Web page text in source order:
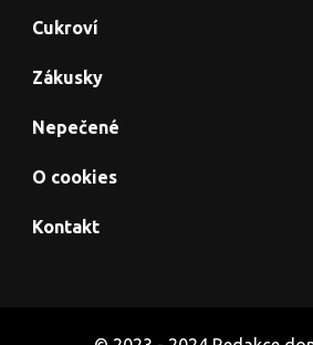
Cukroví
Zákusky
Nepečené
O cookies
Kontakt